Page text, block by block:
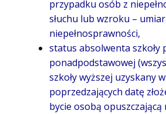
przypadku osób z
słuchu lub wzroku –
niepełnosprawności,
status absolwenta szkoły
ponadpodstawowej
szkoły wyższej uzyskany
poprzedzających datę
bycie osobą